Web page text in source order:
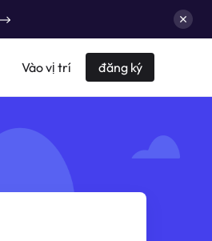
Vào vị trí đăng ký